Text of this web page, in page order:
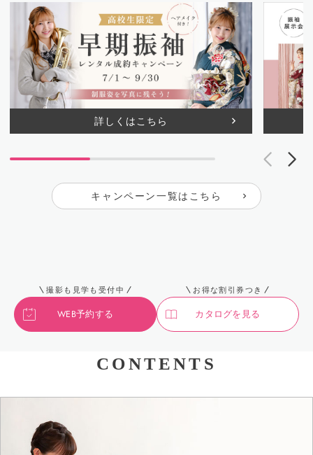
詳しくはこちら
キャンペーン一覧はこちら
撮影も見学も受付中
WEB予約する
お得な割引券つき
カタログを見る
CONTENTS